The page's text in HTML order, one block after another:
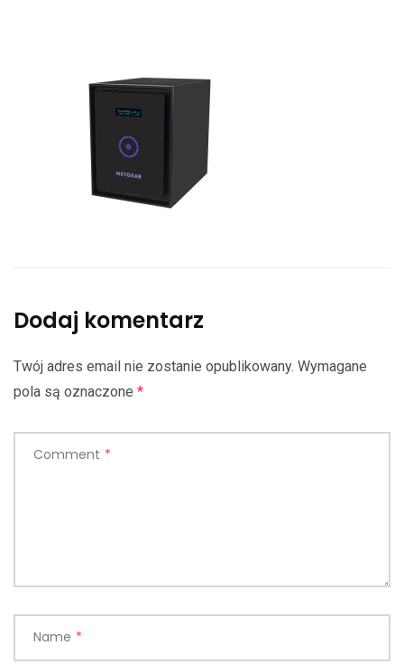
Dodaj komentarz
Twój adres email nie zostanie opublikowany. Wymagane
pola są oznaczone *
Comment *
Name *